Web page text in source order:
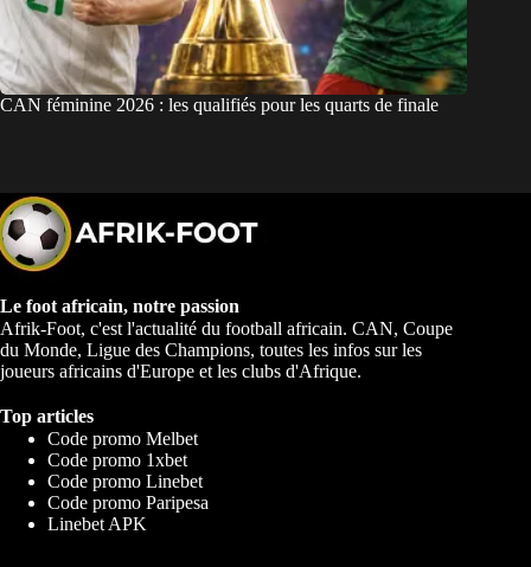
CAN féminine 2026 : les qualifiés pour les quarts de finale
Le foot africain, notre passion
Afrik-Foot, c'est l'actualité du football africain. CAN, Coupe
du Monde, Ligue des Champions, toutes les infos sur les
joueurs africains d'Europe et les clubs d'Afrique.
Top articles
Code promo Melbet
Code promo 1xbet
Code promo Linebet
Code promo Paripesa
Linebet APK